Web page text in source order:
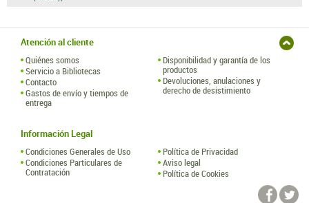
Atención al cliente
Quiénes somos
Servicio a Bibliotecas
Contacto
Gastos de envío y tiempos de
entrega
Disponibilidad y garantía de los
productos
Devoluciones, anulaciones y
derecho de desistimiento
Información Legal
Condiciones Generales de Uso
Condiciones Particulares de
Contratación
Política de Privacidad
Aviso legal
Política de Cookies